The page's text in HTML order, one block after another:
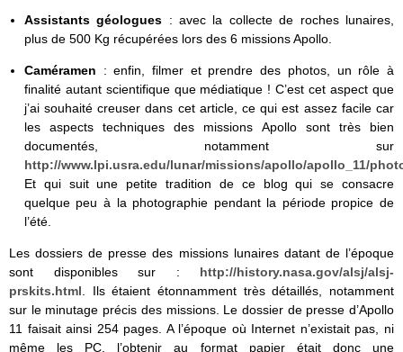
Assistants géologues : avec la collecte de roches lunaires,
plus de 500 Kg récupérées lors des 6 missions Apollo.
Caméramen : enfin, filmer et prendre des photos, un rôle à
finalité autant scientifique que médiatique ! C’est cet aspect que
j’ai souhaité creuser dans cet article, ce qui est assez facile car
les aspects techniques des missions Apollo sont très bien
documentés, notamment sur
http://www.lpi.usra.edu/lunar/missions/apollo/apollo_11/
Et qui suit une petite tradition de ce blog qui se consacre
quelque peu à la photographie pendant la période propice de
l’été.
Les dossiers de presse des missions lunaires datant de l’époque
sont disponibles sur : http://history.nasa.gov/alsj/alsj-
prskits.html. Ils étaient étonnamment très détaillés, notamment
sur le minutage précis des missions. Le dossier de presse d’Apollo
11 faisait ainsi 254 pages. A l’époque où Internet n’existait pas, ni
même les PC, l’obtenir au format papier était donc une